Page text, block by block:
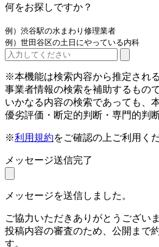
何をお探しですか？
例）渋谷駅の水まわり修理業者
例）世田谷区の土日にやっている内科
※本機能は検索内容から推定され
事業者情報の検索を補助するもので
いかなる内容の検索であっても、
優劣評価・断定的判断・専門的判
※利用規約をご確認の上ご利用く
メッセージ送信完了
メッセージを送信しました。
ご協力いただきありがとうござい
投稿内容の審査のため、公開まで
す。